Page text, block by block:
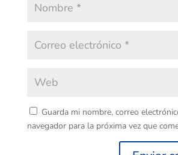
Guarda mi nombre, correo
navegador para la próxima vez que